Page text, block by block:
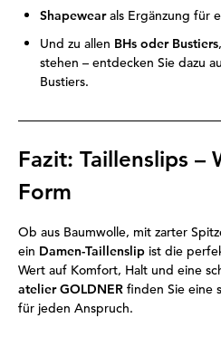
Shapewearals Ergänzung für
Und zu allen BHs oder Bustiers
stehen – entdecken Sie dazu
Bustiers.
Fazit: Taillenslips –
Form
Ob aus Baumwolle, mit zarter
ein Damen-Taillenslip ist die
Wert auf Komfort, Halt und eine
atelier GOLDNER finden Sie eine
für jeden Anspruch.